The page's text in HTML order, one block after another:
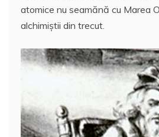
atomice nu seamănă cu Marea
alchimiştii din trecut.